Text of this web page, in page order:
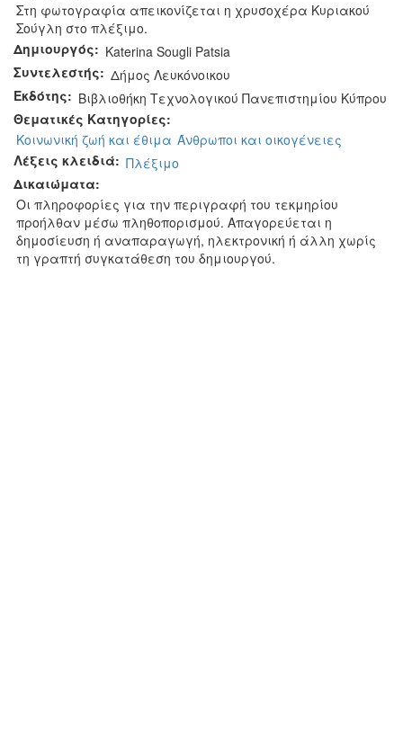
Στη φωτογραφία απεικονίζεται η χρυσοχέρα Κυριακού
Σούγλη στο πλέξιμο.
Δημιουργός: Katerina Sougli Patsia
Συντελεστής: Δήμος Λευκόνοικου
Εκδότης: Βιβλιοθήκη Τεχνολογικού Πανεπιστημίου Κύπρου
Θεματικές Κατηγορίες:
Κοινωνική ζωή και έθιμα Άνθρωποι και οικογένειες
Λέξεις κλειδιά: Πλέξιμο
Δικαιώματα:
Οι πληροφορίες για την περιγραφή του τεκμηρίου
προήλθαν μέσω πληθοπορισμού. Απαγορεύεται η
δημοσίευση ή αναπαραγωγή, ηλεκτρονική ή άλλη χωρίς
τη γραπτή συγκατάθεση του δημιουργού.